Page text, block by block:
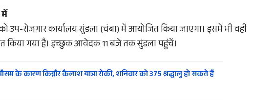
उप-रोजगार कार्यालय सुंडला (चंबा) में आयोजित किया जाएगा। इसमें भी वही
किया गया है। इच्छुक आवेदक 11 बजे तक सुंडला पहुंचें।
के कारण किन्नौर कैलाश यात्रा रोकी, शनिवार को 375 श्रद्धालु हो सकते हैं